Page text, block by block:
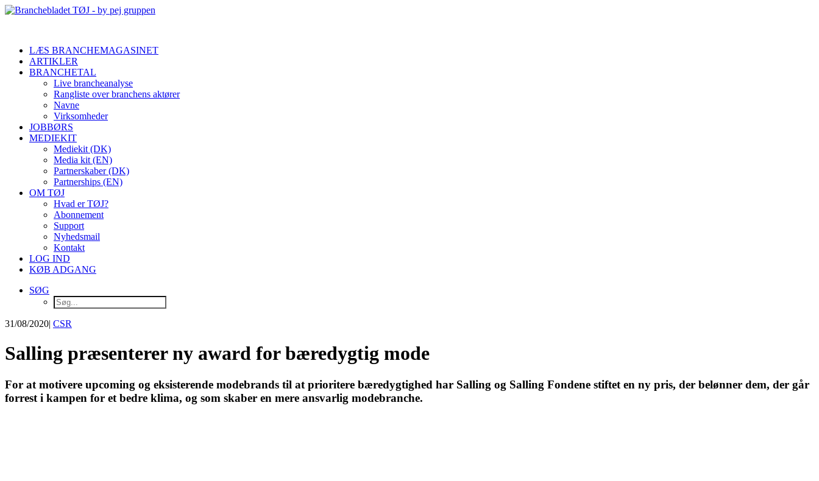
LÆS BRANCHEMAGASINET
ARTIKLER
BRANCHETAL
Live brancheanalyse
Rangliste over branchens aktører
Navne
Virksomheder
JOBBØRS
MEDIEKIT
Mediekit (DK)
Media kit (EN)
Partnerskaber (DK)
Partnerships (EN)
OM TØJ
Hvad er TØJ?
Abonnement
Support
Nyhedsmail
Kontakt
LOG IND
KØB ADGANG
SØG
31/08/2020| CSR
Salling præsenterer ny award for bæredygtig mode
For at motivere upcoming og eksisterende modebrands til at prioritere bæredygtighed har Salling og Salling Fondene stiftet en ny pris, der belønner dem, der går
forrest i kampen for et bedre klima, og som skaber en mere ansvarlig modebranche.